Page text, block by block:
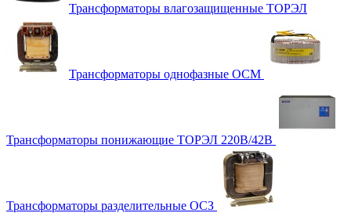
Трансформаторы влагозащищенные ТОРЭЛ
Трансформаторы однофазные ОСМ
Трансформаторы понижающие ТОРЭЛ 220В/42В
Трансформаторы разделительные ОСЗ